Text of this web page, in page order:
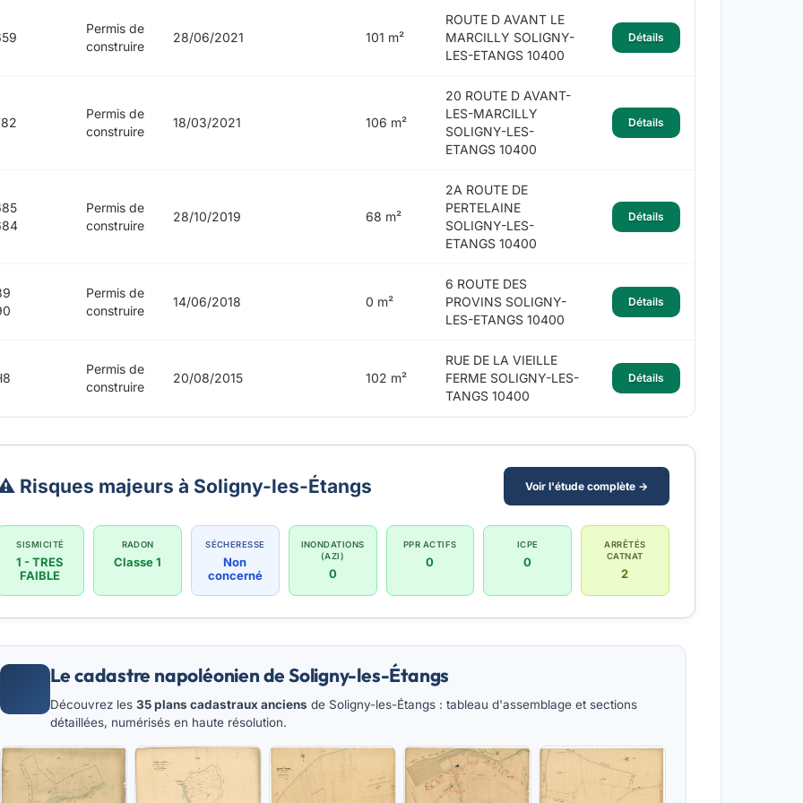
Permis de
construire
28/06/2021 101 m²
ROUTE D AVANT LE
MARCILLY SOLIGNY-
LES-ETANGS 10400
Détails
Permis de
construire
18/03/2021 106 m²
20 ROUTE D AVANT-
LES-MARCILLY
SOLIGNY-LES-
ETANGS 10400
Détails
Permis de
construire
28/10/2019 68 m²
2A ROUTE DE
PERTELAINE
SOLIGNY-LES-
ETANGS 10400
Détails
Permis de
construire
14/06/2018 0 m²
6 ROUTE DES
PROVINS SOLIGNY-
LES-ETANGS 10400
Détails
Permis de
construire
20/08/2015 102 m²
RUE DE LA VIEILLE
FERME SOLIGNY-LES-
TANGS 10400
Détails
Risques majeurs à Soligny-les-Étangs Voir l'étude complète →
SISMICITÉ
1 - TRES
FAIBLE
RADON
Classe 1
SÉCHERESSE
Non
concerné
INONDATIONS
(AZI)
0
PPR ACTIFS
0
ICPE
0
ARRÊTÉS
CATNAT
2
Le cadastre napoléonien de Soligny-les-Étangs
Découvrez les 35 plans cadastraux anciens de Soligny-les-Étangs : tableau d'assemblage et sections
détaillées, numérisés en haute résolution.